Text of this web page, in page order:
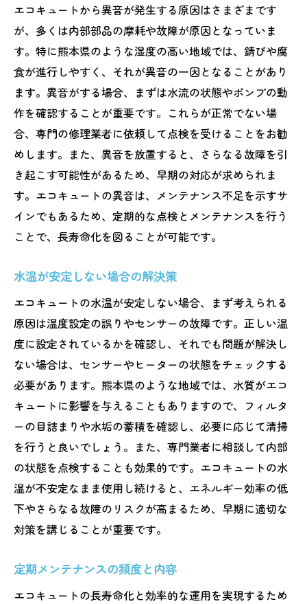
エコキュートから異音が発生する原因はさまざまです
が、多くは内部部品の摩耗や故障が原因となっていま
す。特に熊本県のような湿度の高い地域では、錆びや腐
食が進行しやすく、それが異音の一因となることがあり
ます。異音がする場合、まずは水流の状態やポンプの動
作を確認することが重要です。これらが正常でない場
合、専門の修理業者に依頼して点検を受けることをお勧
めします。また、異音を放置すると、さらなる故障を引
き起こす可能性があるため、早期の対応が求められま
す。エコキュートの異音は、メンテナンス不足を示すサ
インでもあるため、定期的な点検とメンテナンスを行う
ことで、長寿命化を図ることが可能です。
水温が安定しない場合の解決策
エコキュートの水温が安定しない場合、まず考えられる
原因は温度設定の誤りやセンサーの故障です。正しい温
度に設定されているかを確認し、それでも問題が解決し
ない場合は、センサーやヒーターの状態をチェックする
必要があります。熊本県のような地域では、水質がエコ
キュートに影響を与えることもありますので、フィルタ
ーの目詰まりや水垢の蓄積を確認し、必要に応じて清掃
を行うと良いでしょう。また、専門業者に相談して内部
の状態を点検することも効果的です。エコキュートの水
温が不安定なまま使用し続けると、エネルギー効率の低
下やさらなる故障のリスクが高まるため、早期に適切な
対策を講じることが重要です。
定期メンテナンスの頻度と内容
エコキュートの長寿命化と効率的な運用を実現するため